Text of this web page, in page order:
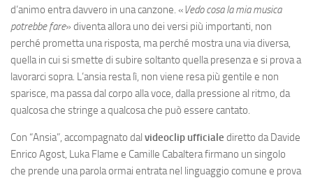
d’animo entra davvero in una canzone. «Vedo cosa la mia musica
potrebbe fare» diventa allora uno dei versi più importanti, non
perché prometta una risposta, ma perché mostra una via diversa,
quella in cui si smette di subire soltanto quella presenza e si prova a
lavorarci sopra. L’ansia resta lì, non viene resa più gentile e non
sparisce, ma passa dal corpo alla voce, dalla pressione al ritmo, da
qualcosa che stringe a qualcosa che può essere cantato.
Con “Ansia”, accompagnato dal videoclip ufficiale diretto da Davide
Enrico Agost, Luka Flame e Camille Cabaltera firmano un singolo
che prende una parola ormai entrata nel linguaggio comune e prova